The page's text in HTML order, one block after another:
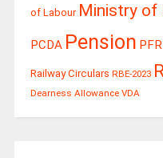
of Labour Ministry of
PCDA Pension
Railway Circulars RBE-2023
Dearness Allowance VDA